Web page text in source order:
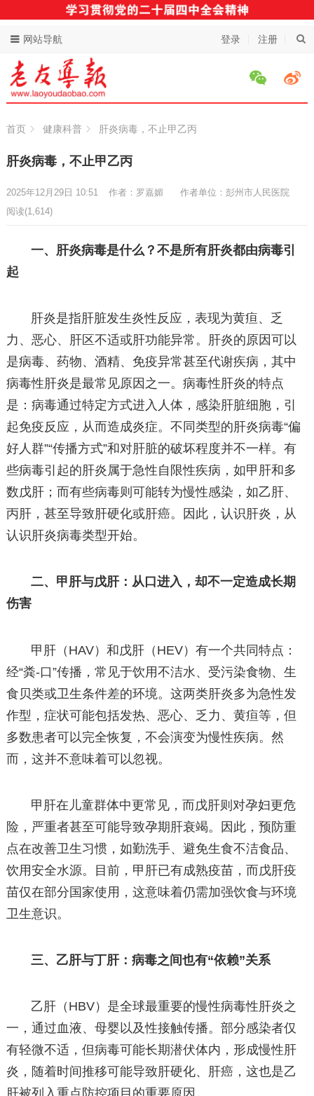
登录 注册
网站导航
首页 健康科普 肝炎病毒，不止甲乙丙
肝炎病毒，不止甲乙丙
作者：罗嘉媚 作者单位：彭州市人民医院
2025年12月29日 10:51
阅读(1,614)
一、肝炎病毒是什么？不是所有肝炎都由病毒引
起
肝炎是指肝脏发生炎性反应，表现为黄疸、乏
力、恶心、肝区不适或肝功能异常。肝炎的原因可以
是病毒、药物、酒精、免疫异常甚至代谢疾病，其中
病毒性肝炎是最常见原因之一。病毒性肝炎的特点
是：病毒通过特定方式进入人体，感染肝脏细胞，引
起免疫反应，从而造成炎症。不同类型的肝炎病毒“偏
好人群”“传播方式”和对肝脏的破坏程度并不一样。有
些病毒引起的肝炎属于急性自限性疾病，如甲肝和多
数戊肝；而有些病毒则可能转为慢性感染，如乙肝、
丙肝，甚至导致肝硬化或肝癌。因此，认识肝炎，从
认识肝炎病毒类型开始。
二、甲肝与戊肝：从口进入，却不一定造成长期
伤害
甲肝（HAV）和戊肝（HEV）有一个共同特点：
经“粪-口”传播，常见于饮用不洁水、受污染食物、生
食贝类或卫生条件差的环境。这两类肝炎多为急性发
作型，症状可能包括发热、恶心、乏力、黄疸等，但
多数患者可以完全恢复，不会演变为慢性疾病。然
而，这并不意味着可以忽视。
甲肝在儿童群体中更常见，而戊肝则对孕妇更危
险，严重者甚至可能导致孕期肝衰竭。因此，预防重
点在改善卫生习惯，如勤洗手、避免生食不洁食品、
饮用安全水源。目前，甲肝已有成熟疫苗，而戊肝疫
苗仅在部分国家使用，这意味着仍需加强饮食与环境
卫生意识。
三、乙肝与丁肝：病毒之间也有“依赖”关系
乙肝（HBV）是全球最重要的慢性病毒性肝炎之
一，通过血液、母婴以及性接触传播。部分感染者仅
有轻微不适，但病毒可能长期潜伏体内，形成慢性肝
炎，随着时间推移可能导致肝硬化、肝癌，这也是乙